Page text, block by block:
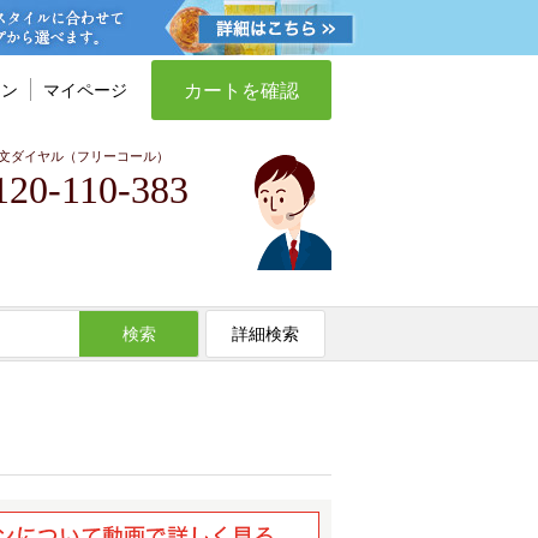
マイページ カートを確認
ダイヤル（フリーコール）
110-383
検索 詳細検索